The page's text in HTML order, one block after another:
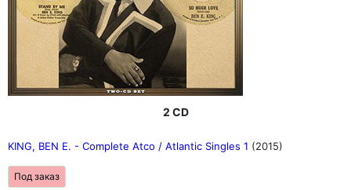
2 CD
KING, BEN E. - Complete Atco / Atlantic Singles 1 (2015)
Под заказ